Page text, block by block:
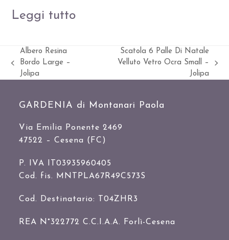
Leggi tutto
Slide
precedente:
Albero Resina
Bordo Large –
Jolipa
articolo:
Scatola 6 Palle Di Natale
Velluto Vetro Ocra Small –
Jolipa
GARDENIA di Montanari Paola
Via Emilia Ponente 2469
47522 – Cesena (FC)
P. IVA IT03935960405
Cod. fis. MNTPLA67R49C573S
Cod. Destinatario: T04ZHR3
REA N°322772 C.C.I.A.A. Forlì-Cesena